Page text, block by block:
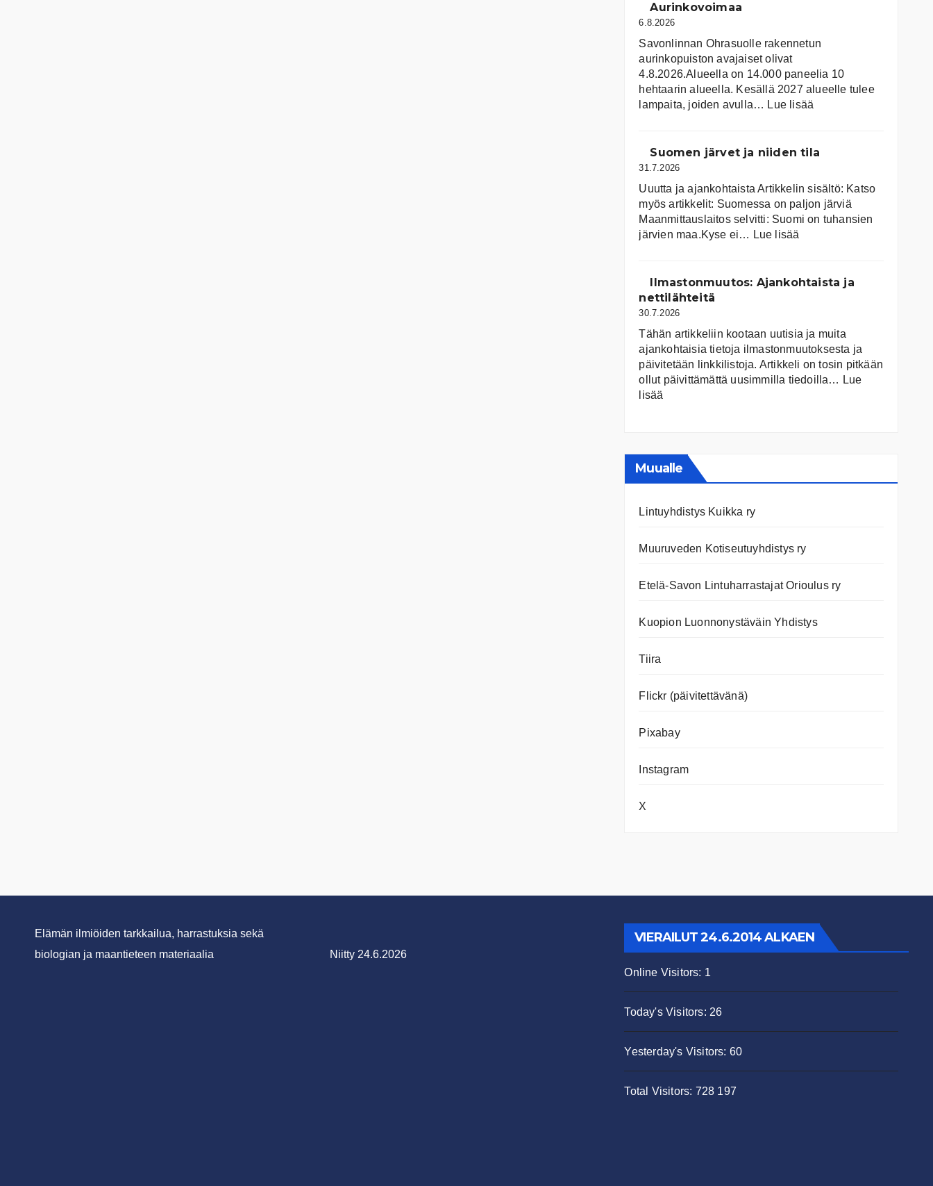
Aurinkovoimaa
6.8.2026
Savonlinnan Ohrasuolle rakennetun
aurinkopuiston avajaiset olivat
4.8.2026.Alueella on 14.000 paneelia 10
hehtaarin alueella. Kesällä 2027 alueelle tulee
lampaita, joiden avulla… Lue lisää
Suomen järvet ja niiden tila
31.7.2026
Uuutta ja ajankohtaista Artikkelin sisältö: Katso
myös artikkelit: Suomessa on pal­jon jär­viä
Maanmittauslaitos selvitti: Suomi on tuhansien
järvien maa.Kyse ei… Lue lisää
ja
Ilmastonmuutos: Ajankohtaista ja
nettilähteitä
30.7.2026
Tähän artikkeliin kootaan uutisia ja muita
ajankohtaisia tietoja ilmastonmuutoksesta ja
päivitetään linkkilistoja. Artikkeli on tosin pitkään
ollut päivittämättä uusimmilla tiedoilla… Lue
lisää
nettilähteitä
Muualle
Lintuyhdistys Kuikka ry
Muuruveden Kotiseutuyhdistys ry
Etelä-Savon Lintuharrastajat Orioulus ry
Kuopion Luonnonystäväin Yhdistys
Tiira
Flickr (päivitettävänä)
Pixabay
Instagram
X
Elämän ilmiöiden tarkkailua, harrastuksia sekä
biologian ja maantieteen materiaalia
Niitty 24.6.2026
VIERAILUT 24.6.2014 ALKAEN
Online Visitors: 1
Today's Visitors: 26
Yesterday's Visitors: 60
Total Visitors: 728 197